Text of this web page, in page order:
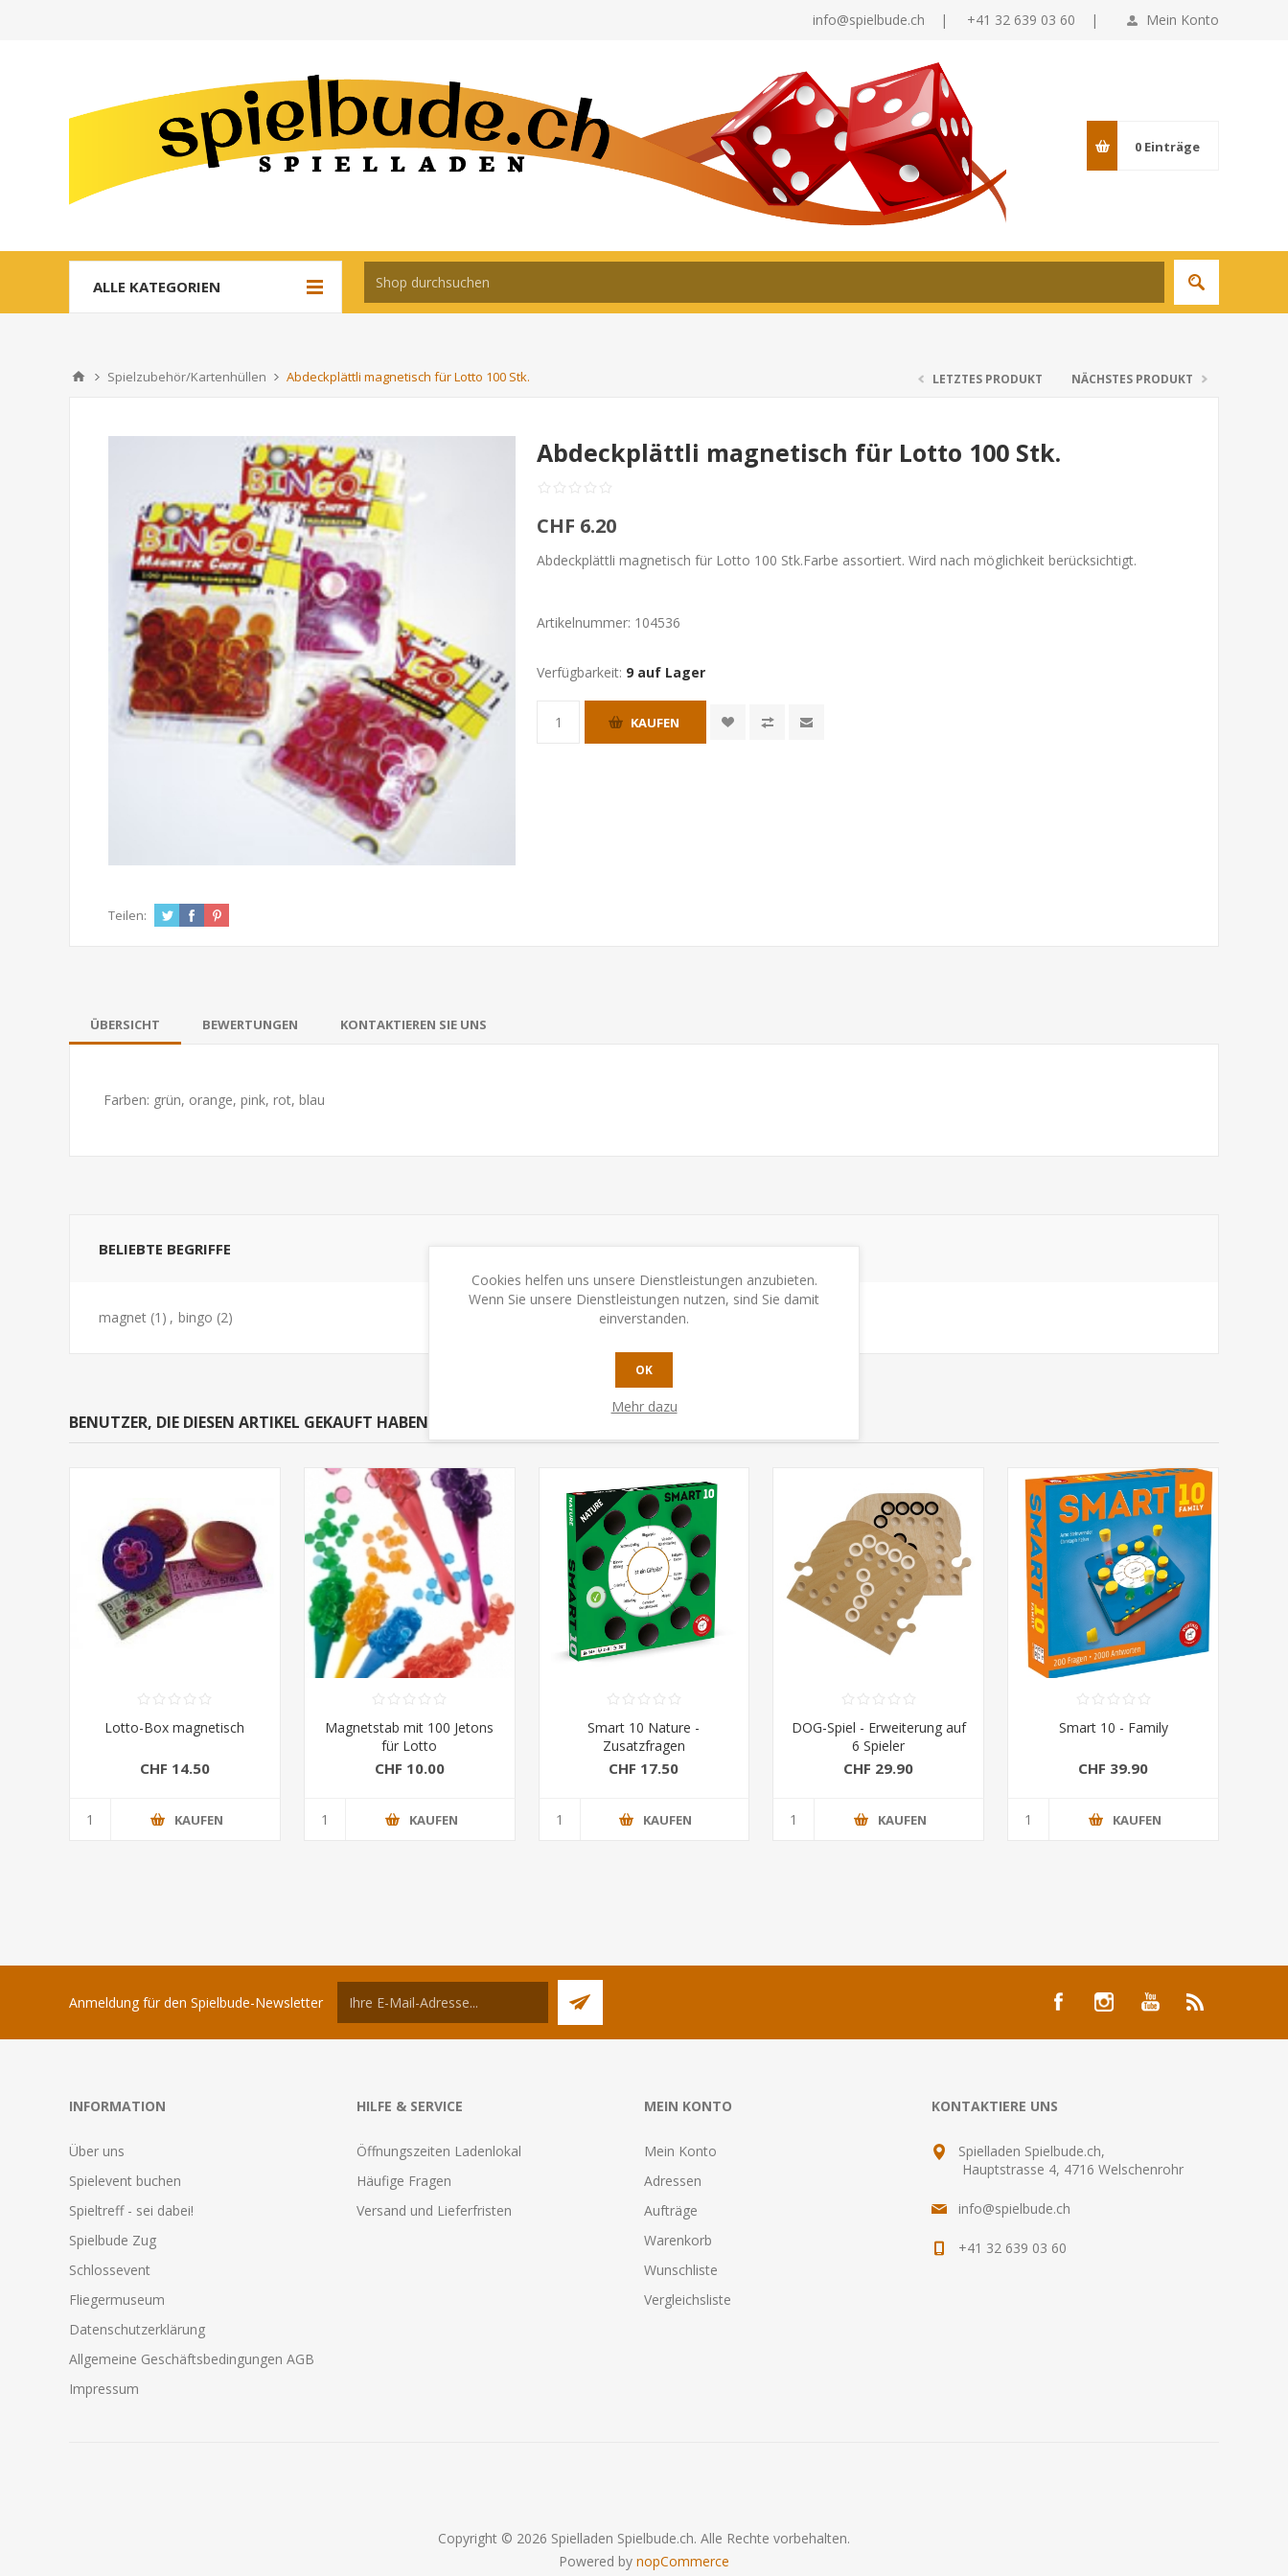
Mein Konto
info@spielbude.ch | +41 32 639 03 60 |
0 Einträge
ALLE KATEGORIEN
Spielzubehör/Kartenhüllen Abdeckplättli magnetisch für Lotto 100 Stk. LETZTES PRODUKT NÄCHSTES PRODUKT
Abdeckplättli magnetisch für Lotto 100 Stk.
CHF 6.20
Abdeckplättli magnetisch für Lotto 100 Stk.Farbe assortiert. Wird nach möglichkeit berücksichtigt.
Artikelnummer: 104536
Verfügbarkeit: 9 auf Lager
KAUFEN
Teilen:
ÜBERSICHT BEWERTUNGEN KONTAKTIEREN SIE UNS
Farben: grün, orange, pink, rot, blau
BELIEBTE BEGRIFFE
magnet (1) , bingo (2)
BENUTZER, DIE DIESEN ARTIKEL GEKAUFT HABEN, HABEN AUCH GEKAUFT
Lotto-Box magnetisch
CHF 14.50
KAUFEN
Magnetstab mit 100 Jetons
für Lotto
CHF 10.00
KAUFEN
Smart 10 Nature -
Zusatzfragen
CHF 17.50
KAUFEN
DOG-Spiel - Erweiterung auf
6 Spieler
CHF 29.90
KAUFEN
Smart 10 - Family
CHF 39.90
KAUFEN
Anmeldung für den Spielbude-Newsletter
INFORMATION
Über uns
Spielevent buchen
Spieltreff - sei dabei!
Spielbude Zug
Schlossevent
Fliegermuseum
Datenschutzerklärung
Allgemeine Geschäftsbedingungen AGB
Impressum
HILFE & SERVICE
Öffnungszeiten Ladenlokal
Häufige Fragen
Versand und Lieferfristen
MEIN KONTO
Mein Konto
Adressen
Aufträge
Warenkorb
Wunschliste
Vergleichsliste
KONTAKTIERE UNS
Spielladen Spielbude.ch,
Hauptstrasse 4, 4716 Welschenrohr
info@spielbude.ch
+41 32 639 03 60
Copyright © 2026 Spielladen Spielbude.ch. Alle Rechte vorbehalten.
Powered by nopCommerce
Cookies helfen uns unsere Dienstleistungen anzubieten.
Wenn Sie unsere Dienstleistungen nutzen, sind Sie damit
einverstanden.
OK
Mehr dazu